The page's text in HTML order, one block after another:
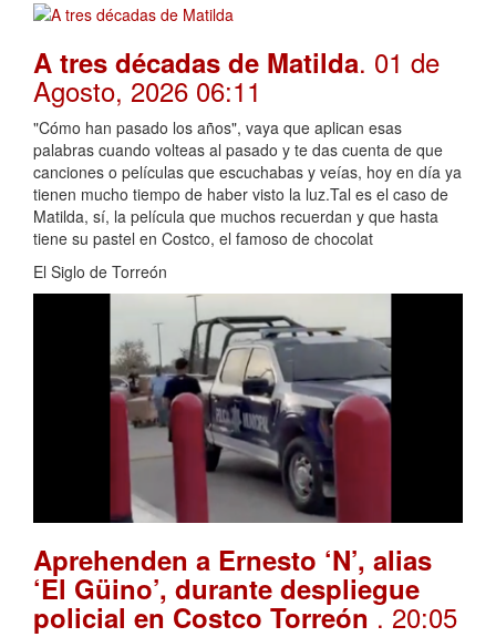
A tres décadas de Matilda. 01 de
Agosto, 2026 06:11
"Cómo han pasado los años", vaya que aplican esas
palabras cuando volteas al pasado y te das cuenta de que
canciones o películas que escuchabas y veías, hoy en día ya
tienen mucho tiempo de haber visto la luz.Tal es el caso de
Matilda, sí, la película que muchos recuerdan y que hasta
tiene su pastel en Costco, el famoso de chocolat
El Siglo de Torreón
Aprehenden a Ernesto ‘N’, alias
‘El Güino’, durante despliegue
policial en Costco Torreón. 20:05